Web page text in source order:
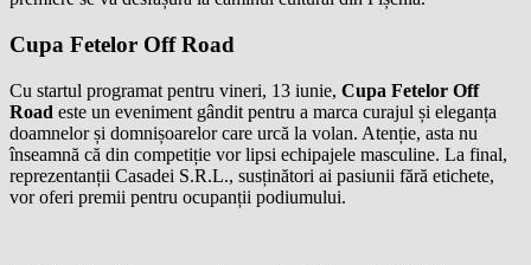
Cupa Fetelor Off Road
Cu startul programat pentru vineri, 13 iunie, Cupa Fetelor Off
Road este un eveniment gândit pentru a marca curajul și eleganța
doamnelor și domnișoarelor care urcă la volan. Atenție, asta nu
înseamnă că din competiție vor lipsi echipajele masculine. La final,
reprezentanții Casadei S.R.L., susținători ai pasiunii fără etichete,
vor oferi premii pentru ocupanții podiumului.